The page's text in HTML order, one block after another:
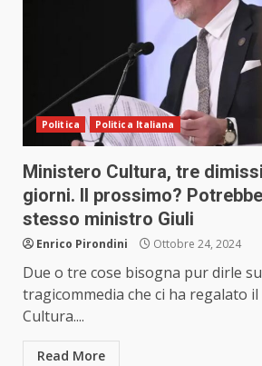
Politica Politica Italiana
Ministero Cultura, tre
giorni. Il prossimo?
stesso ministro Giuli
Enrico Pirondini Ottobre 24, 2024
Due o tre cose bisogna pur dirle
tragicommedia che ci ha regalato
Cultura....
Read More